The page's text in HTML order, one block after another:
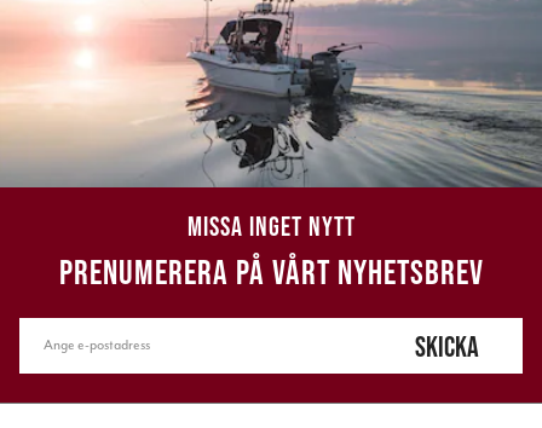
MISSA INGET NYTT
PRENUMERERA PÅ VÅRT NYHETSBREV
SKICKA